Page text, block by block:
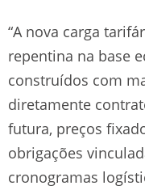
“A nova carga
repentina na base
construídos com
diretamente
futura, preços
obrigações
cronogramas